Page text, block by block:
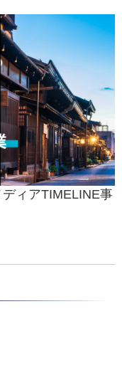
ィアTIMELINE事